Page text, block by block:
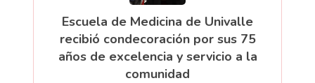
Escuela de Medicina de Univalle
recibió condecoración por sus 75
años de excelencia y servicio a la
comunidad